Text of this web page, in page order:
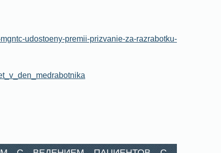
udostoeny-premii-prizvanie-za-razrabotku-